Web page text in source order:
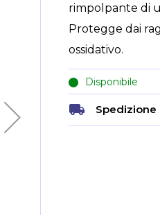
rimpolpante di
Protegge dai
ossidativo.
Disponibile
Spedizione
images
gallery